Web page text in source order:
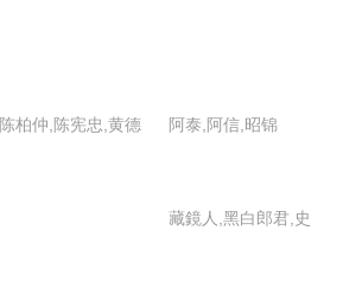
陈柏仲,陈宪忠,黄德
阿泰,阿信,昭锦
藏鏡人,黑白郎君,史